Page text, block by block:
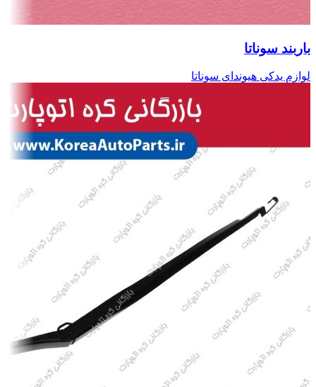
باربند سوناتا
لوازم یدکی هیوندای سوناتا